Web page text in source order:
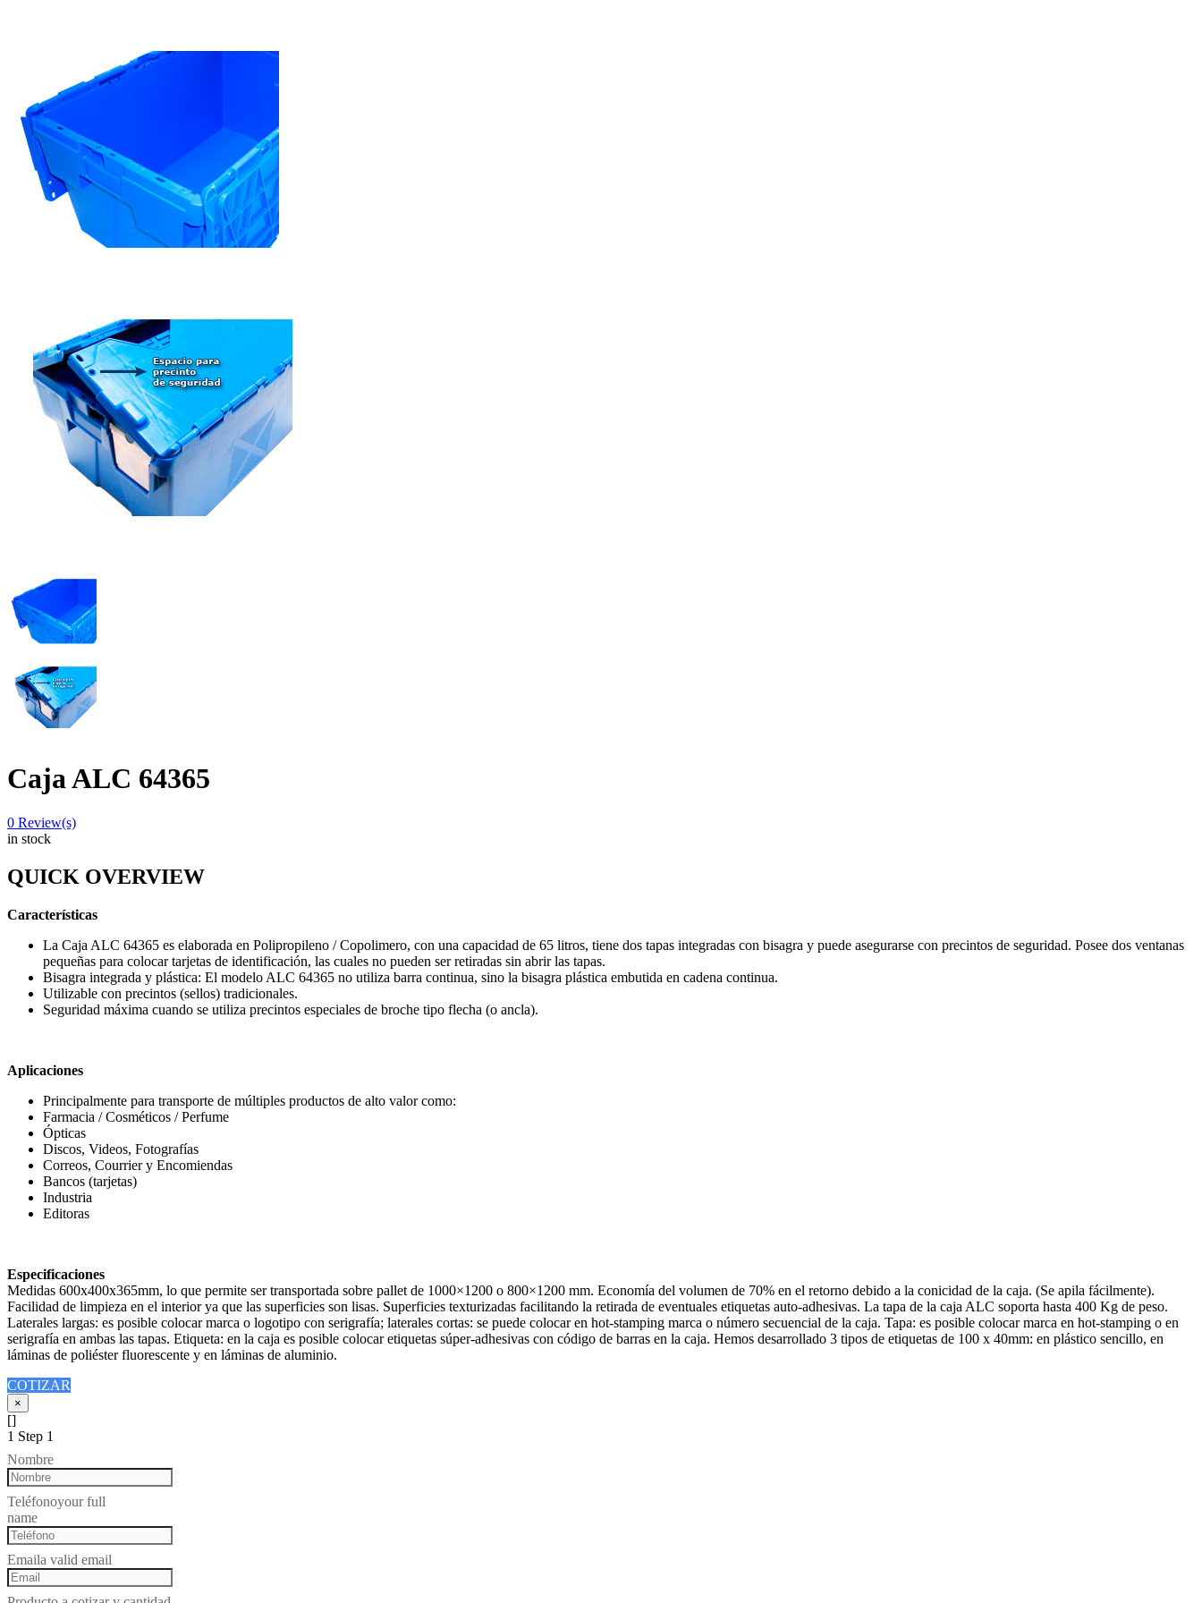
Caja ALC 64365
0 Review(s)
in stock
QUICK OVERVIEW
Características
La Caja ALC 64365 es elaborada en Polipropileno / Copolimero, con una capacidad de 65 litros, tiene dos tapas integradas con bisagra y puede asegurarse con precintos de seguridad. Posee dos ventanas
pequeñas para colocar tarjetas de identificación, las cuales no pueden ser retiradas sin abrir las tapas.
Bisagra integrada y plástica: El modelo ALC 64365 no utiliza barra continua, sino la bisagra plástica embutida en cadena continua.
Utilizable con precintos (sellos) tradicionales.
Seguridad máxima cuando se utiliza precintos especiales de broche tipo flecha (o ancla).
Aplicaciones
Principalmente para transporte de múltiples productos de alto valor como:
Farmacia / Cosméticos / Perfume
Ópticas
Discos, Videos, Fotografías
Correos, Courrier y Encomiendas
Bancos (tarjetas)
Industria
Editoras
Especificaciones
Medidas 600x400x365mm, lo que permite ser transportada sobre pallet de 1000×1200 o 800×1200 mm. Economía del volumen de 70% en el retorno debido a la conicidad de la caja. (Se apila fácilmente).
Facilidad de limpieza en el interior ya que las superficies son lisas. Superficies texturizadas facilitando la retirada de eventuales etiquetas auto-adhesivas. La tapa de la caja ALC soporta hasta 400 Kg de peso.
Laterales largas: es posible colocar marca o logotipo con serigrafía; laterales cortas: se puede colocar en hot-stamping marca o número secuencial de la caja. Tapa: es posible colocar marca en hot-stamping o en
serigrafía en ambas las tapas. Etiqueta: en la caja es posible colocar etiquetas súper-adhesivas con código de barras en la caja. Hemos desarrollado 3 tipos de etiquetas de 100 x 40mm: en plástico sencillo, en
láminas de poliéster fluorescente y en láminas de aluminio.
COTIZAR
×
[]
1 Step 1
Nombre
Teléfonoyour full
name
Emaila valid email